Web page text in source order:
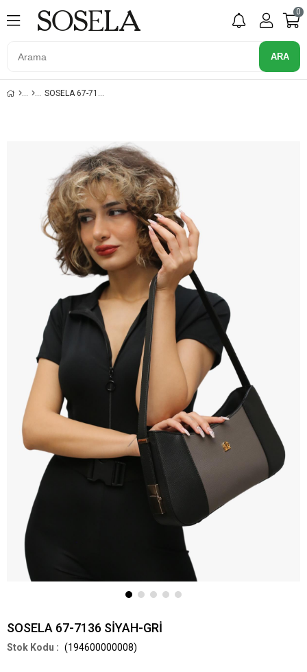
0
SOSELA 67-7136 SİYAH-GRİ
SOSELA 67-7136 SİYAH-GRİ
(194600000008)